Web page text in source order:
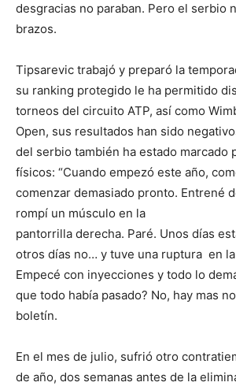
desgracias no paraban. Pero el serbio
brazos.
Tipsarevic trabajó y preparó la
su ranking protegido le ha permitido
torneos del circuito ATP, así como
Open, sus resultados han sido
del serbio también ha estado marcado
físicos: “Cuando empezó este año,
comenzar demasiado pronto. Entrené
rompí un músculo en la
pantorrilla derecha. Paré. Unos días
otros días no… y tuve una ruptura en
Empecé con inyecciones y todo lo
que todo había pasado? No, hay mas
boletín.
En el mes de julio, sufrió otro
de año, dos semanas antes de la